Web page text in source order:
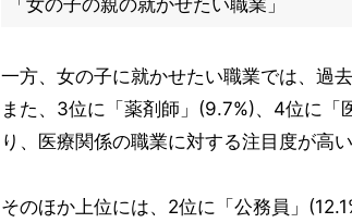
「女の子の親の就かせたい職業」
一方、女の子に就かせたい職業では、過
また、3位に「薬剤師」(9.7%)、4位に
り、医療関係の職業に対する注目度が高
そのほか上位には、2位に「公務員」